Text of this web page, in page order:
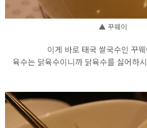
▲ 꾸웨이
이게 바로 태국 쌀국수인 꾸
육수는 닭육수이니까 닭육수를 싫어하